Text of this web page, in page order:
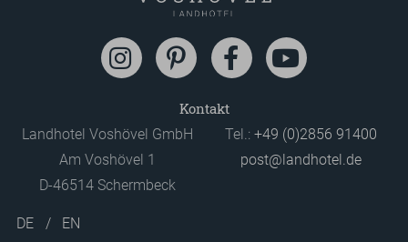
Kontakt
Landhotel Voshövel GmbH
Am Voshövel 1
D-46514 Schermbeck
Tel.:+49 (0)2856 91400
post@landhotel.de
DE EN